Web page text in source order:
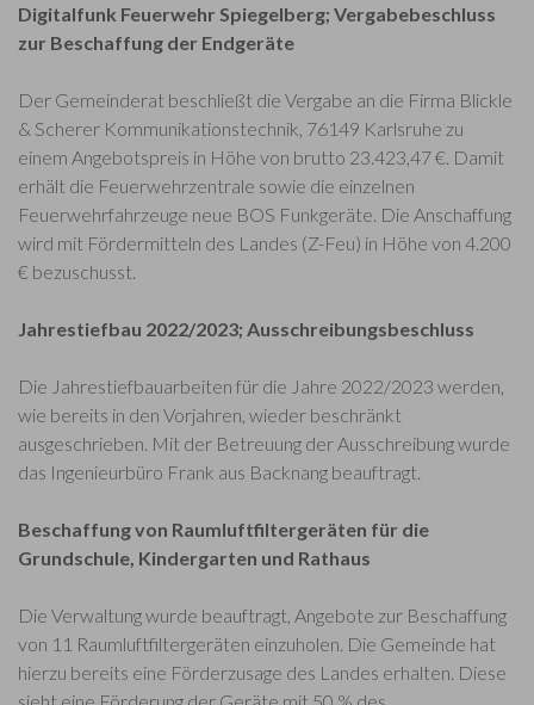
Digitalfunk Feuerwehr Spiegelberg; Vergabebeschluss
zur Beschaffung der Endgeräte
Der Gemeinderat beschließt die Vergabe an die Firma Blickle
& Scherer Kommunikationstechnik, 76149 Karlsruhe zu
einem Angebotspreis in Höhe von brutto 23.423,47 €. Damit
erhält die Feuerwehrzentrale sowie die einzelnen
Feuerwehrfahrzeuge neue BOS Funkgeräte. Die Anschaffung
wird mit Fördermitteln des Landes (Z-Feu) in Höhe von 4.200
€ bezuschusst.
Jahrestiefbau 2022/2023; Ausschreibungsbeschluss
Die Jahrestiefbauarbeiten für die Jahre 2022/2023 werden,
wie bereits in den Vorjahren, wieder beschränkt
ausgeschrieben. Mit der Betreuung der Ausschreibung wurde
das Ingenieurbüro Frank aus Backnang beauftragt.
Beschaffung von Raumluftfiltergeräten für die
Grundschule, Kindergarten und Rathaus
Die Verwaltung wurde beauftragt, Angebote zur Beschaffung
von 11 Raumluftfiltergeräten einzuholen. Die Gemeinde hat
hierzu bereits eine Förderzusage des Landes erhalten. Diese